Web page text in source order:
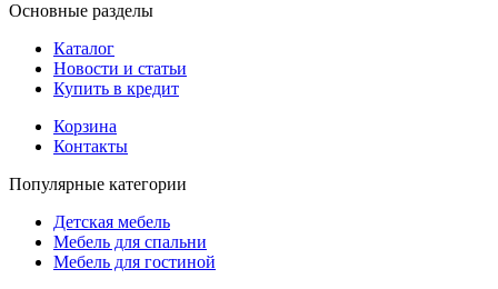
Основные разделы
Каталог
Новости и статьи
Купить в кредит
Корзина
Контакты
Популярные категории
Детская мебель
Мебель для спальни
Мебель для гостиной